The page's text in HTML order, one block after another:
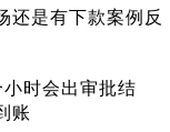
还是有下款案例反
时会出审批结
账